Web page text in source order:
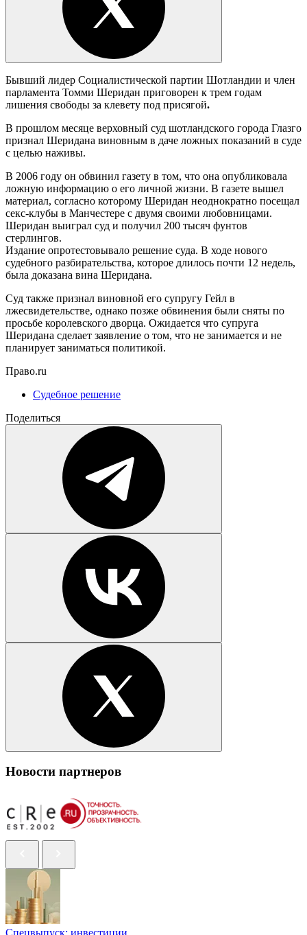
Бывший лидер Социалистической партии Шотландии и член
парламента Томми Шеридан приговорен к трем годам
лишения свободы за клевету под присягой.
В прошлом месяце верховный суд шотландского города Глазго
признал Шеридана виновным в даче ложных показаний в суде
с целью наживы.
В 2006 году он обвинил газету в том, что она опубликовала
ложную информацию о его личной жизни. В газете вышел
материал, согласно которому Шеридан неоднократно посещал
секс-клубы в Манчестере с двумя своими любовницами.
Шеридан выиграл суд и получил 200 тысяч фунтов
стерлингов.
Издание опротестовывало решение суда. В ходе нового
судебного разбирательства, которое длилось почти 12 недель,
была доказана вина Шеридана.
Суд также признал виновной его супругу Гейл в
лжесвидетельстве, однако позже обвинения были сняты по
просьбе королевского дворца. Ожидается что супруга
Шеридана сделает заявление о том, что не занимается и не
планирует заниматься политикой.
Право.ru
Судебное решение
Поделиться
Новости партнеров
Спецвыпуск: инвестиции